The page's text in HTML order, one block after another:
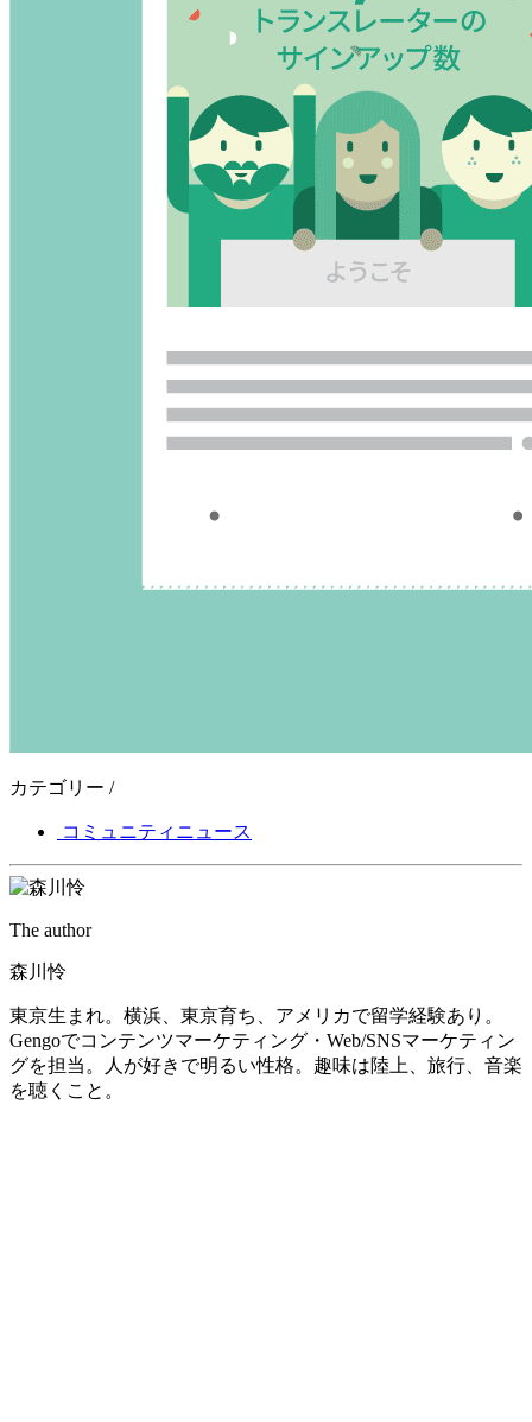
カテゴリー /
コミュニティニュース
The author
森川怜
東京生まれ。横浜、東京育ち、アメリカで留学経験あり。
Gengoでコンテンツマーケティング・Web/SNSマーケティン
グを担当。人が好きで明るい性格。趣味は陸上、旅行、音楽
を聴くこと。